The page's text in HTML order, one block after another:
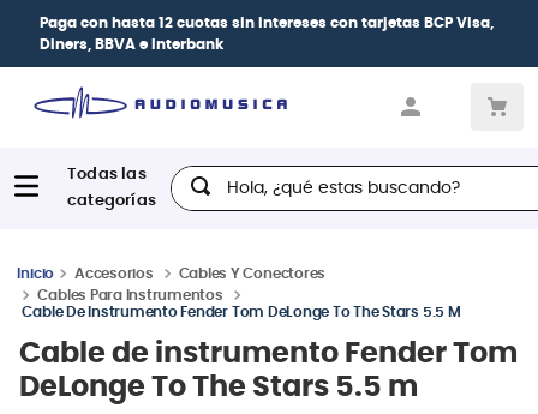
Paga con hasta 12 cuotas sin intereses con tarjetas BCP Visa,
Diners, BBVA e Interbank
Hola, ¿qué estas buscando?
Accesorios
Cables Y Conectores
Cables Para Instrumentos
Cable De Instrumento Fender Tom DeLonge To The Stars 5.5 M
Cable de instrumento Fender Tom
DeLonge To The Stars 5.5 m